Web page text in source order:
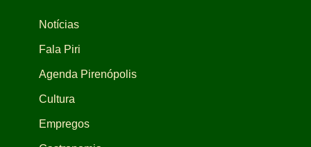
Notícias
Fala Piri
Agenda Pirenópolis
Cultura
Empregos